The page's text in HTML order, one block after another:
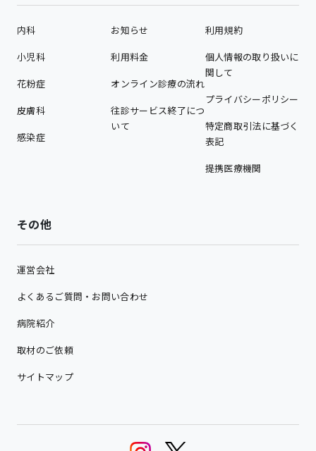
内科
小児科
花粉症
皮膚科
感染症
お知らせ
利用料金
オンライン診療の流れ
往診サービス終了につ
いて
利用規約
個人情報の取り扱いに
関して
プライバシーポリシー
特定商取引法に基づく
表記
提携医療機関
その他
運営会社
よくあるご質問・お問い合わせ
病院紹介
取材のご依頼
サイトマップ